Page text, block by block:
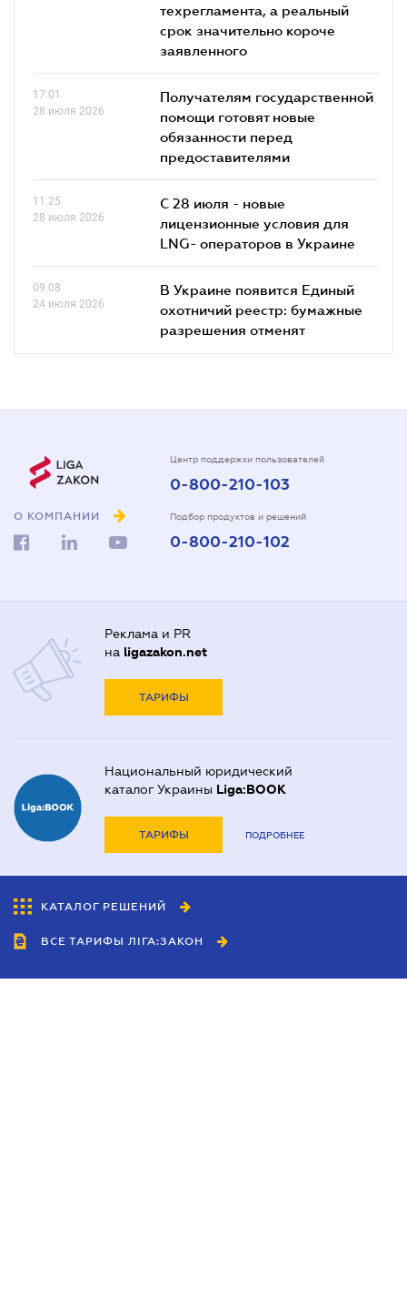
техрегламента, а реальный
срок значительно короче
заявленного
17.01
28 июля 2026
Получателям государственной
помощи готовят новые
обязанности перед
предоставителями
11.25
28 июля 2026
С 28 июля - новые
лицензионные условия для
LNG- операторов в Украине
09.08
24 июля 2026
В Украине появится Единый
охотничий реестр: бумажные
разрешения отменят
О КОМПАНИИ
Центр поддержки пользователей
0-800-210-103
Подбор продуктов и решений
0-800-210-102
Реклама и PR
на ligazakon.net
ТАРИФЫ
Национальный юридический
каталог Украины Liga:BOOK
ТАРИФЫ ПОДРОБНЕЕ
КАТАЛОГ РЕШЕНИЙ
ВСЕ ТАРИФЫ ЛІГА:ЗАКОН